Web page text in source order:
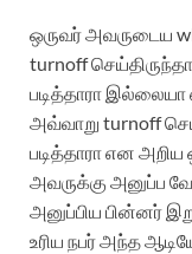
ஒருவர் அவருடைய
turnoff
படித்தாரா
அவ்வாறு turnoff
படித்தாரா என
அவருக்கு அனுப்ப
அனுப்பிய பின்னர்
உரிய நபர் அந்த